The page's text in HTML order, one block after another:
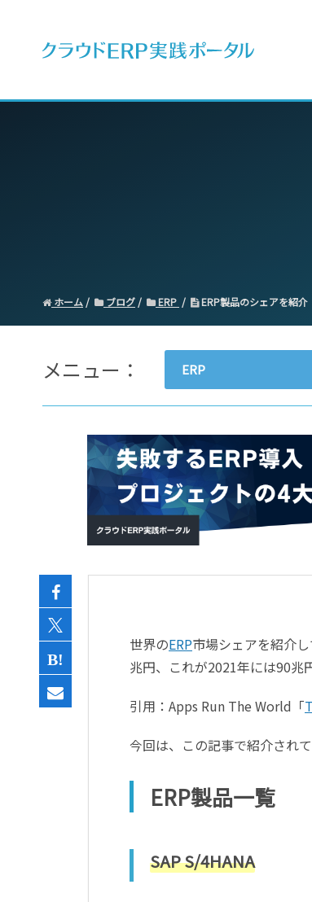
ホーム ブログ ERP ERP製品のシェアを紹介
メニュー： ERP
会計
経営／業績管理
サプライチェーン／生
CRM／営業支援／Eコマ
データ分析／BI
世界のERP市場シェアを紹介
兆円、これが2021年には90兆
引用：Apps Run The World「
今回は、この記事で紹介され
ERP製品一覧
SAP S/4HANA